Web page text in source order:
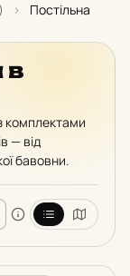
›
Постільна
в
комплектами
— від
бавовни.